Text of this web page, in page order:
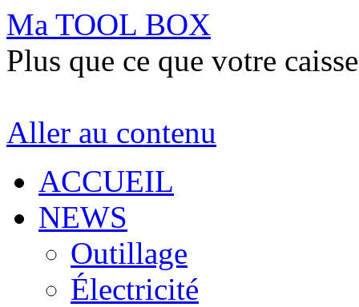
Ma TOOL BOX
Plus que ce que votre
Aller au contenu
ACCUEIL
NEWS
Outillage
Électricité